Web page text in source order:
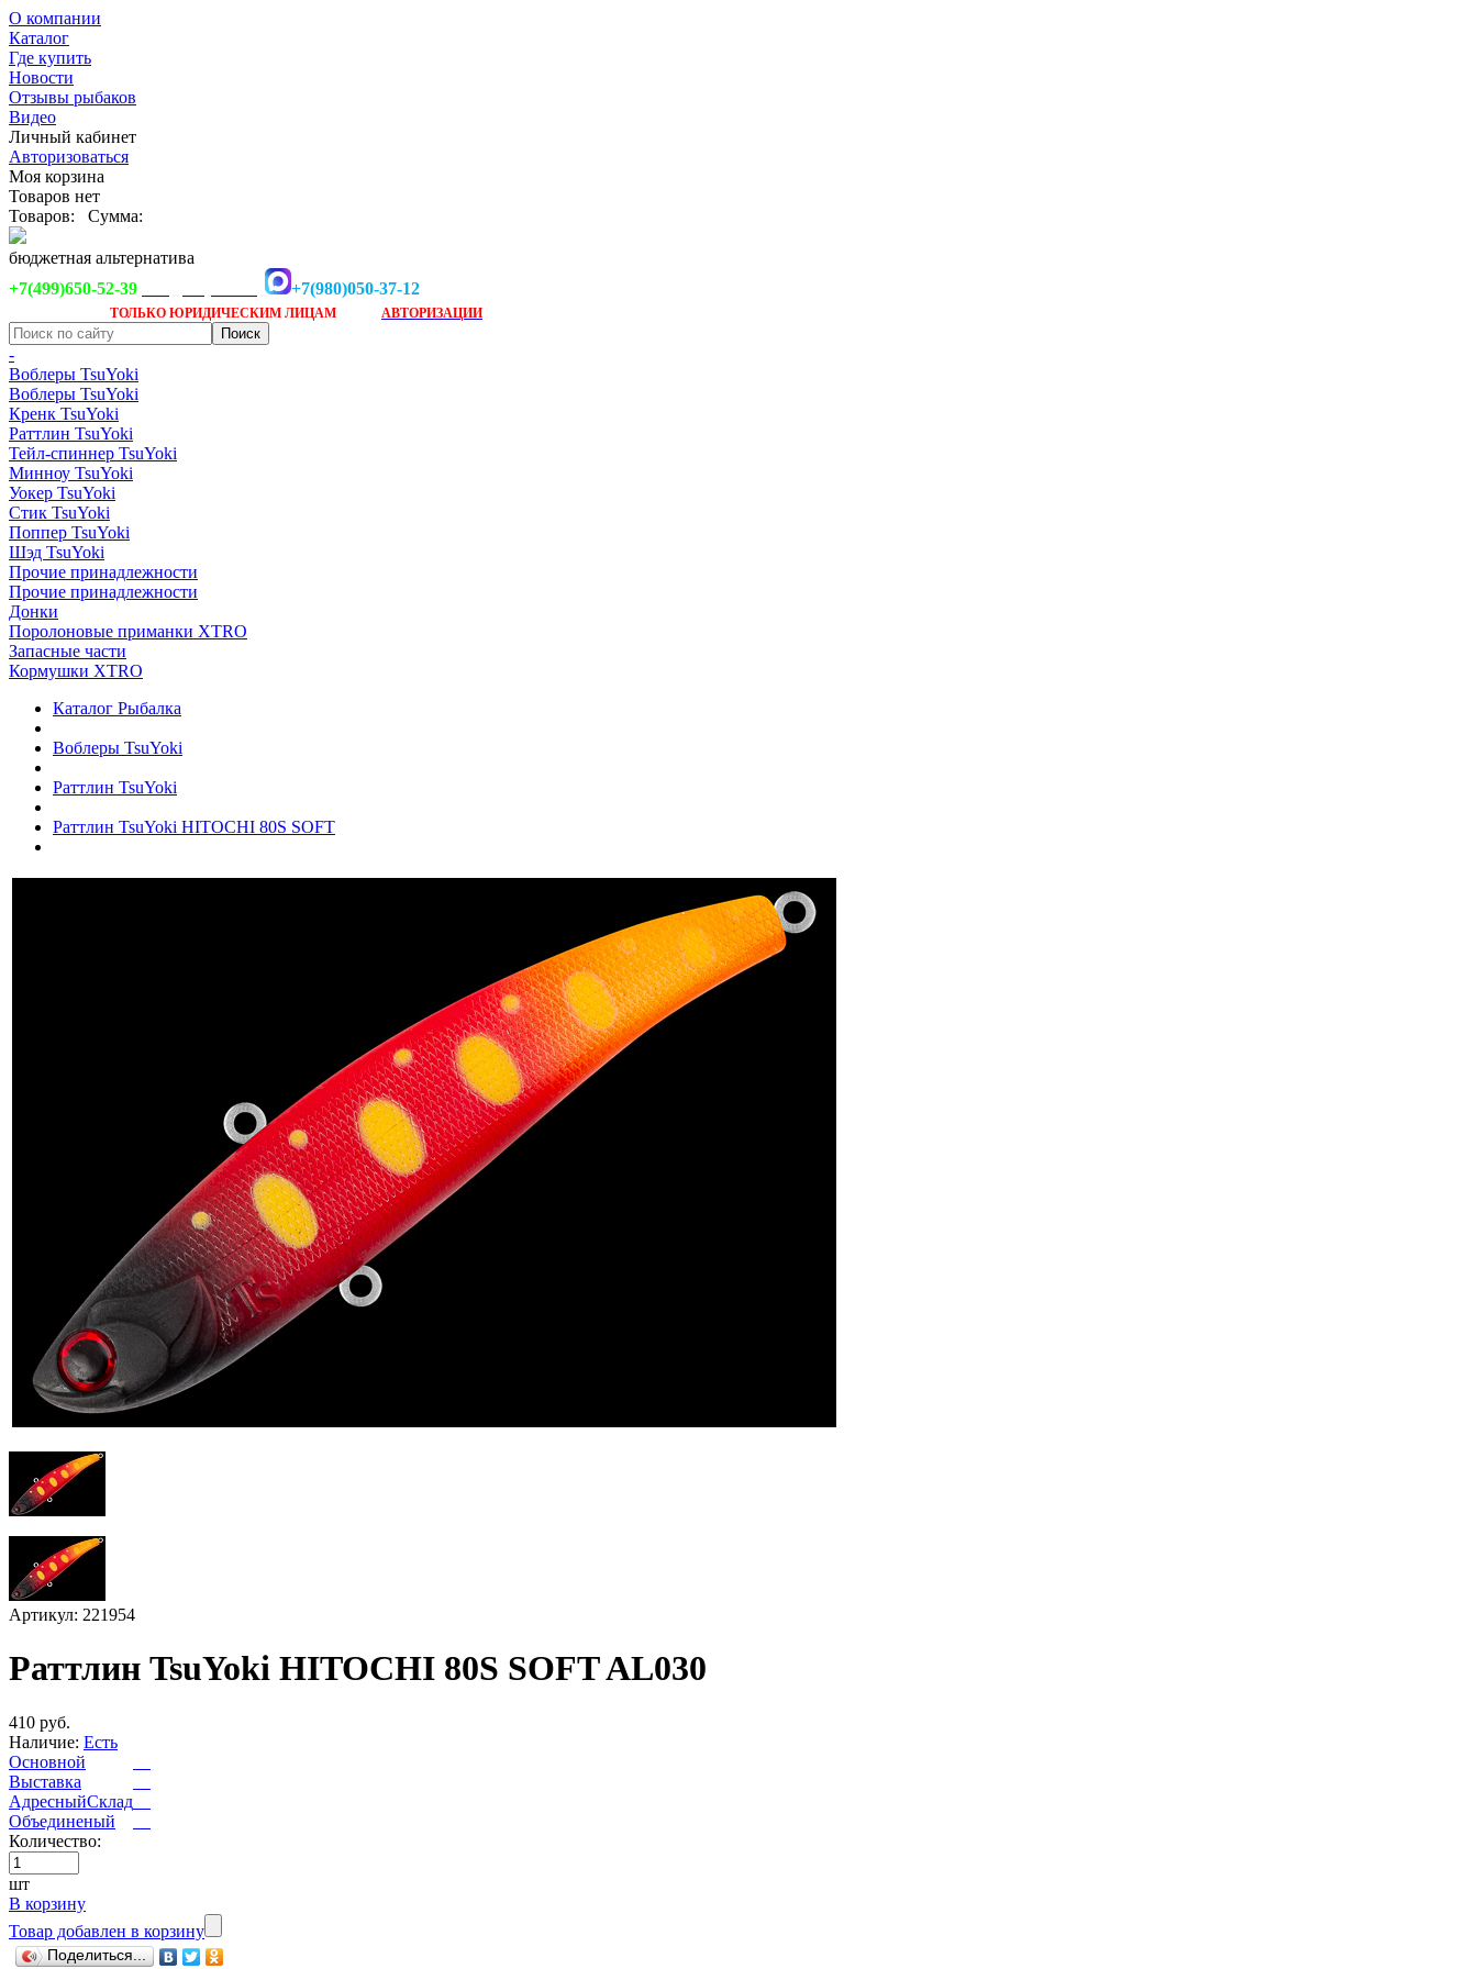
О компании
Каталог
Где купить
Новости
Отзывы рыбаков
Видео
Личный кабинет
Авторизоваться
Моя корзина
Товаров нет
Товаров:
Сумма:
бюджетная альтернатива
+7(499)650-52-39
+7(980)050-37-12
ТОЛЬКО ЮРИДИЧЕСКИМ ЛИЦАМ АВТОРИЗАЦИИ
-
Воблеры TsuYoki
Воблеры TsuYoki
Кренк TsuYoki
Раттлин TsuYoki
Тейл-спиннер TsuYoki
Минноу TsuYoki
Уокер TsuYoki
Стик TsuYoki
Поппер TsuYoki
Шэд TsuYoki
Прочие принадлежности
Прочие принадлежности
Донки
Поролоновые приманки XTRO
Запасные части
Кормушки XTRO
Каталог Рыбалка
Воблеры TsuYoki
Раттлин TsuYoki
Раттлин TsuYoki HITOCHI 80S SOFT
Артикул: 221954
Раттлин TsuYoki HITOCHI 80S SOFT AL030
410 руб.
Наличие: Есть
Основной
Выставка
АдресныйСклад
Объединеный
Количество:
шт
В корзину
Товар добавлен в корзину
Поделиться...